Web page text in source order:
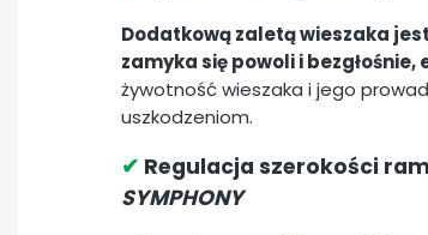
Dodatkową zaletą wieszaka
zamyka się powoli i
żywotność wieszaka i jego
uszkodzeniom.
✔ Regulacja szerokości
SYMPHONY